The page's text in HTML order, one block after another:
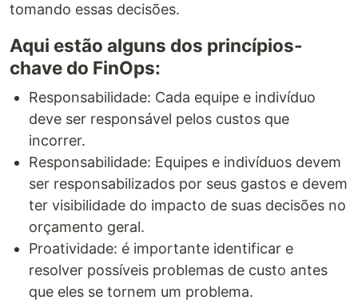
tomando essas decisões.
Aqui estão alguns dos princípios-
chave do FinOps:
Responsabilidade: Cada equipe e indivíduo
deve ser responsável pelos custos que
incorrer.
Responsabilidade: Equipes e indivíduos devem
ser responsabilizados por seus gastos e devem
ter visibilidade do impacto de suas decisões no
orçamento geral.
Proatividade: é importante identificar e
resolver possíveis problemas de custo antes
que eles se tornem um problema.